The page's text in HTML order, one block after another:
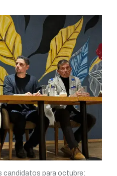
candidatos para octubre: